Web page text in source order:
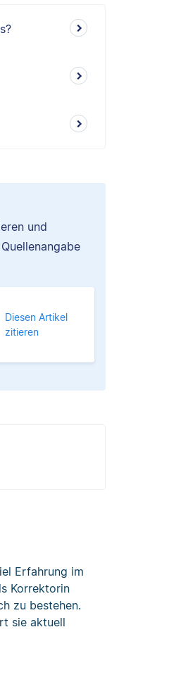
und
Diesen Artikel
zitieren
Erfahrung im
Korrektorin
zu bestehen.
sie aktuell